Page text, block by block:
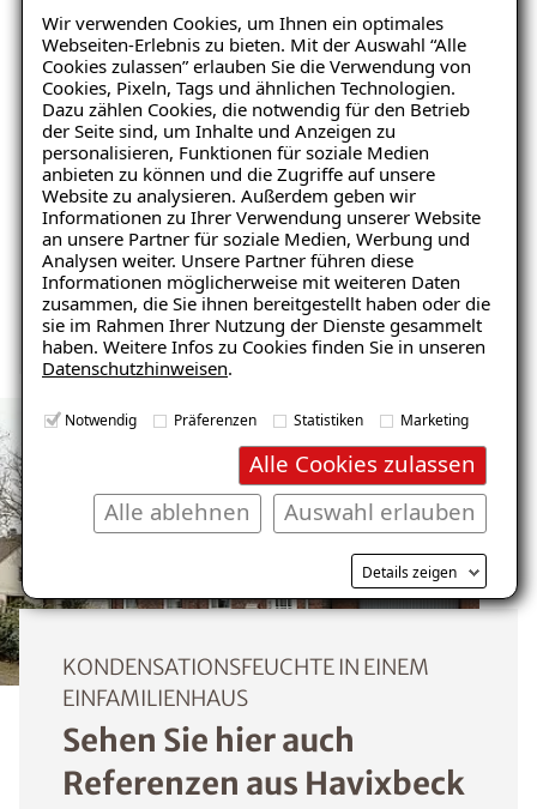
Wir verwenden Cookies, um Ihnen ein optimales
Webseiten-Erlebnis zu bieten. Mit der Auswahl “Alle
Cookies zulassen” erlauben Sie die Verwendung von
Cookies, Pixeln, Tags und ähnlichen Technologien.
Dazu zählen Cookies, die notwendig für den Betrieb
der Seite sind, um Inhalte und Anzeigen zu
personalisieren, Funktionen für soziale Medien
anbieten zu können und die Zugriffe auf unsere
Website zu analysieren. Außerdem geben wir
Informationen zu Ihrer Verwendung unserer Website
an unsere Partner für soziale Medien, Werbung und
Analysen weiter. Unsere Partner führen diese
Informationen möglicherweise mit weiteren Daten
zusammen, die Sie ihnen bereitgestellt haben oder die
sie im Rahmen Ihrer Nutzung der Dienste gesammelt
haben. Weitere Infos zu Cookies finden Sie in unseren
Datenschutzhinweisen.
Notwendig Präferenzen Statistiken Marketing
Alle Cookies zulassen
Auswahl erlauben
Alle ablehnen
Details zeigen
Baustoff
Behagliches Raumklima durch
klimaregulierende Wirkung
Wertsteigerung der Immobilie
Schnelle Nutzung als Wohnraum
Nicht brennbar
KONDENSATIONSFEUCHTE IN EINEM
EINFAMILIENHAUS
Sehen Sie hier auch
Referenzen aus Havixbeck
Ratgeber „Schimmel“
– jetzt kostenlos erhalten!
E-Mail eingeben
Kostenlosen Ratgeber anfordern
Voraussetzung für den Erhalt des kostenfreien